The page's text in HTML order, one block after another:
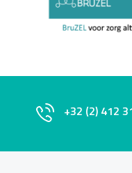
+32 (2) 412